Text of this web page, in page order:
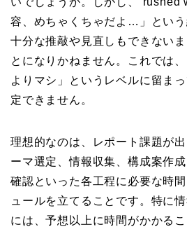
容、めちゃくちゃだよ…」という
十分な推敲や見直しもできない
とになりかねません。これでは
よりマシ」というレベルに留ま
定できません。
理想的なのは、レポート課題が
ーマ選定、情報収集、構成案作
確認といった各工程に必要な時
ュールを立てることです。特に
には、予想以上に時間がかかる